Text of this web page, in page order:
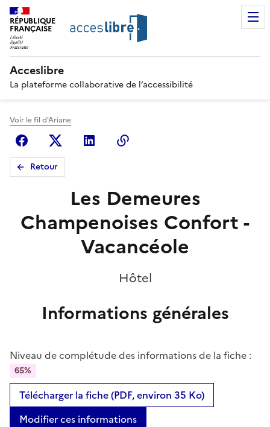
RÉPUBLIQUE
FRANÇAISE
Acceslibre
La plateforme collaborative de l’accessibilité
Voir le fil d'Ariane
FacebookX (anciennement Twitter)
Linkedin
Retour
Les Demeures
Champenoises Confort -
Vacancéole
Hôtel
Informations générales
Niveau de complétude des informations de la fiche :
65%
Télécharger la fiche (PDF, environ 35 Ko)
Modifier ces informations